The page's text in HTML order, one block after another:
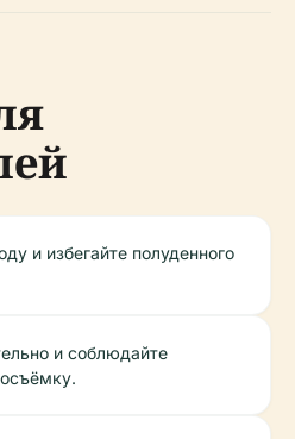
и избегайте полуденного
и соблюдайте